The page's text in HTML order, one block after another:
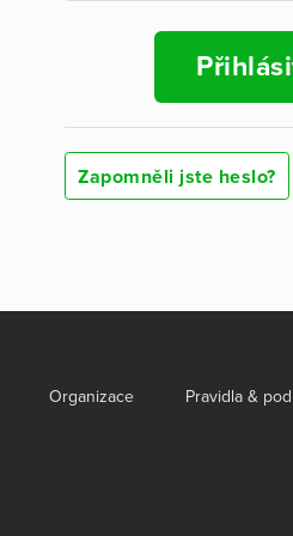
Zapomněli jste heslo?
Organizace Pravidla &